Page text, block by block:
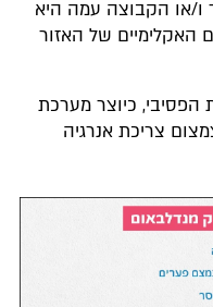
ו/או הקבוצה עמה היא
האקלימיים של האזור
כיוצר מערכת
צריכת אנרגיה